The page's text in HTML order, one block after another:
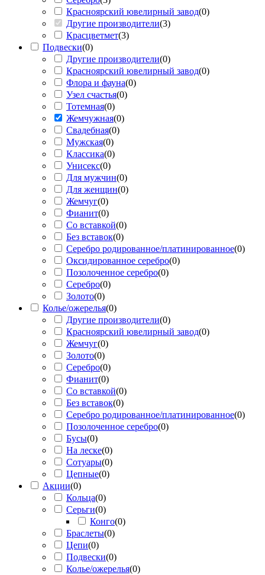
Красноярский ювелирный завод(0)
Другие производители(3)
Красцветмет(3)
Подвески(0)
Другие производители(0)
Красноярский ювелирный завод(0)
Флора и фауна(0)
Узел счастья(0)
Тотемная(0)
Жемчужная(0)
Свадебная(0)
Мужская(0)
Классика(0)
Унисекс(0)
Для мужчин(0)
Для женщин(0)
Жемчуг(0)
Фианит(0)
Со вставкой(0)
Без вставок(0)
Серебро родированное/платинированное(0)
Оксидированное серебро(0)
Позолоченное серебро(0)
Серебро(0)
Золото(0)
Колье/ожерелья(0)
Другие производители(0)
Красноярский ювелирный завод(0)
Жемчуг(0)
Золото(0)
Серебро(0)
Фианит(0)
Со вставкой(0)
Без вставок(0)
Серебро родированное/платинированное(0)
Позолоченное серебро(0)
Бусы(0)
На леске(0)
Сотуары(0)
Цепные(0)
Акции(0)
Кольца(0)
Серьги(0)
Конго(0)
Браслеты(0)
Цепи(0)
Подвески(0)
Колье/ожерелья(0)